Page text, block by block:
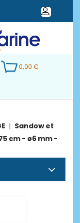
0,00 €
Sandow et
cm - ø6 mm -